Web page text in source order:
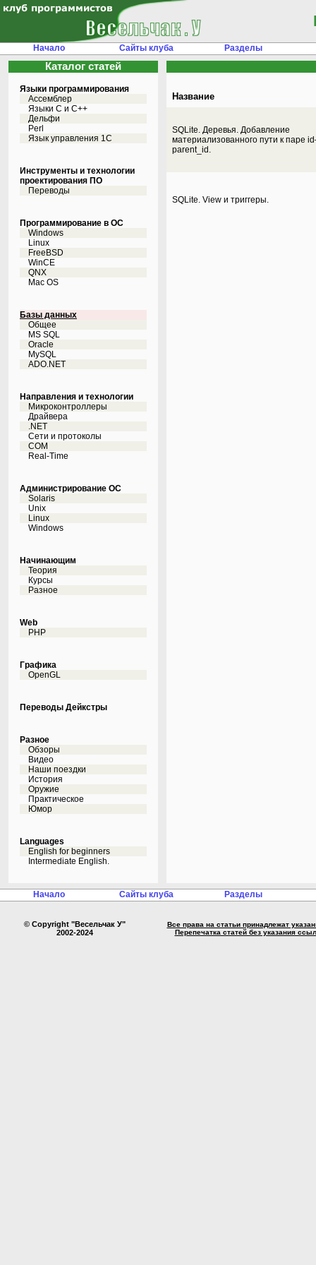
Начало Сайты клуба Разделы
Каталог статей
Языки программирования
Ассемблер
Языки С и C++
Дельфи
Perl
Язык управления 1С
Инструменты и технологии
проектирования ПО
Переводы
Программирование в ОС
Windows
Linux
FreeBSD
WinCE
QNX
Mac OS
Базы данных
Общее
MS SQL
Oracle
MySQL
ADO.NET
Направления и технологии
Микроконтроллеры
Драйвера
.NET
Сети и протоколы
COM
Real-Time
Администрирование ОС
Solaris
Unix
Linux
Windows
Начинающим
Теория
Курсы
Разное
Web
PHP
Графика
OpenGL
Переводы Дейкстры
Разное
Обзоры
Видео
Наши поездки
История
Оружие
Практическое
Юмор
Languages
English for beginners
Intermediate English.
Название
SQLite. Деревья. Добавление
материализованного пути к паре
parent_id.
SQLite. View и триггеры.
Начало Сайты клуба Разделы
© Copyright "Весельчак У"
2002-2024
Все права на статьи принадлежат
Перепечатка статей без указания